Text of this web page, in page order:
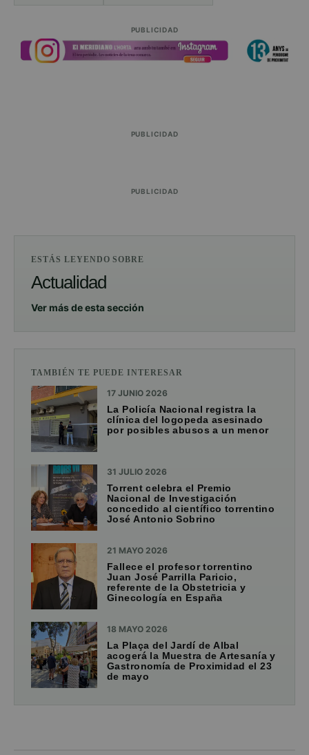
PUBLICIDAD
PUBLICIDAD
PUBLICIDAD
ESTÁS LEYENDO SOBRE
Actualidad
Ver más de esta sección
TAMBIÉN TE PUEDE INTERESAR
17 JUNIO 2026
La Policía Nacional registra la
clínica del logopeda asesinado
por posibles abusos a un menor
31 JULIO 2026
Torrent celebra el Premio
Nacional de Investigación
concedido al científico torrentino
José Antonio Sobrino
21 MAYO 2026
Fallece el profesor torrentino
Juan José Parrilla Paricio,
referente de la Obstetricia y
Ginecología en España
18 MAYO 2026
La Plaça del Jardí de Albal
acogerá la Muestra de Artesanía y
Gastronomía de Proximidad el 23
de mayo